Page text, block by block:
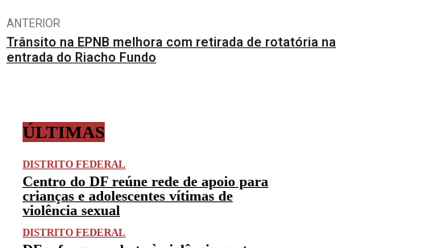
ANTERIOR
Trânsito na EPNB melhora com retirada de rotatória na
entrada do Riacho Fundo
ÚLTIMAS
DISTRITO FEDERAL
Centro do DF reúne rede de apoio para
crianças e adolescentes vítimas de
violência sexual
DISTRITO FEDERAL